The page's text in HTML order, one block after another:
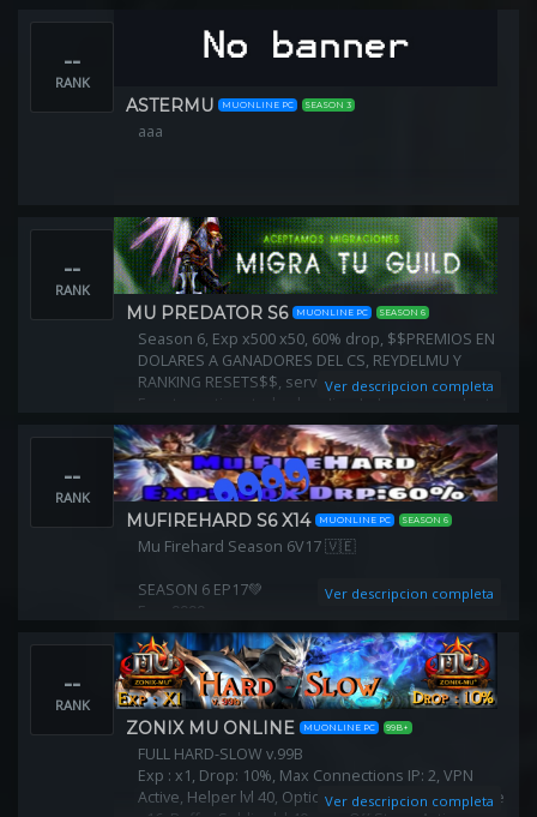
reset, hasta 3000 )
--
RANK
ASTERMU MUONLINE PC SEASON 3
aaa
--
RANK
MU PREDATOR S6 MUONLINE PC SEASON 6
Season 6, Exp x500 x50, 60% drop, $$PREMIOS EN
DOLARES A GANADORES DEL CS, REYDELMU Y
RANKING RESETS$$, servidor estable y seguro,
Eventos activos todos los dias, balance pvp, play to
win, SE ACEPTAN MIGRACIONES
Ver descripcion completa
--
RANK
MUFIREHARD S6 X14 MUONLINE PC SEASON 6
Mu Firehard Season 6V17 🇻🇪
SEASON 6 EP17💚
Exp: 9999x
Drop: 60*
Host: CANADA
Kit De inicio ✅
Evento todos los días ⚜️
CS🎉
Rey del Mu🫅🏻
BOSS Con Jewels Customs 🔥
Ítems Full en Shop🎖️
Ver descripcion completa
--
RANK
ZONIX MU ONLINE MUONLINE PC 99B+
FULL HARD-SLOW v.99B
Exp : x1, Drop: 10%, Max Connections IP: 2, VPN
Active, Helper lvl 40, Options Excelent: 2, Option Life
Ver descripcion completa